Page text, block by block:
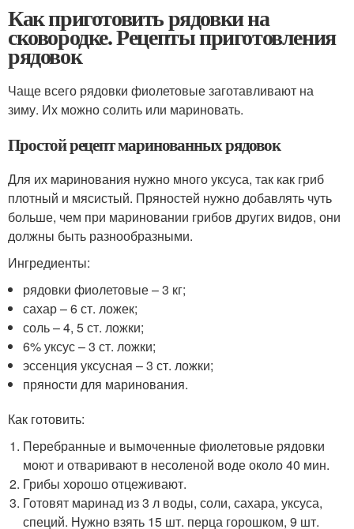
Как приготовить рядовки на
сковородке. Рецепты приготовления
рядовок
Чаще всего рядовки фиолетовые заготавливают на
зиму. Их можно солить или мариновать.
Простой рецепт маринованных рядовок
Для их маринования нужно много уксуса, так как гриб
плотный и мясистый. Пряностей нужно добавлять чуть
больше, чем при мариновании грибов других видов, они
должны быть разнообразными.
Ингредиенты:
рядовки фиолетовые – 3 кг;
сахар – 6 ст. ложек;
соль – 4, 5 ст. ложки;
6% уксус – 3 ст. ложки;
эссенция уксусная – 3 ст. ложки;
пряности для маринования.
Как готовить:
Перебранные и вымоченные фиолетовые рядовки
моют и отваривают в несоленой воде около 40 мин.
Грибы хорошо отцеживают.
Готовят маринад из 3 л воды, соли, сахара, уксуса,
специй. Нужно взять 15 шт. перца горошком, 9 шт.